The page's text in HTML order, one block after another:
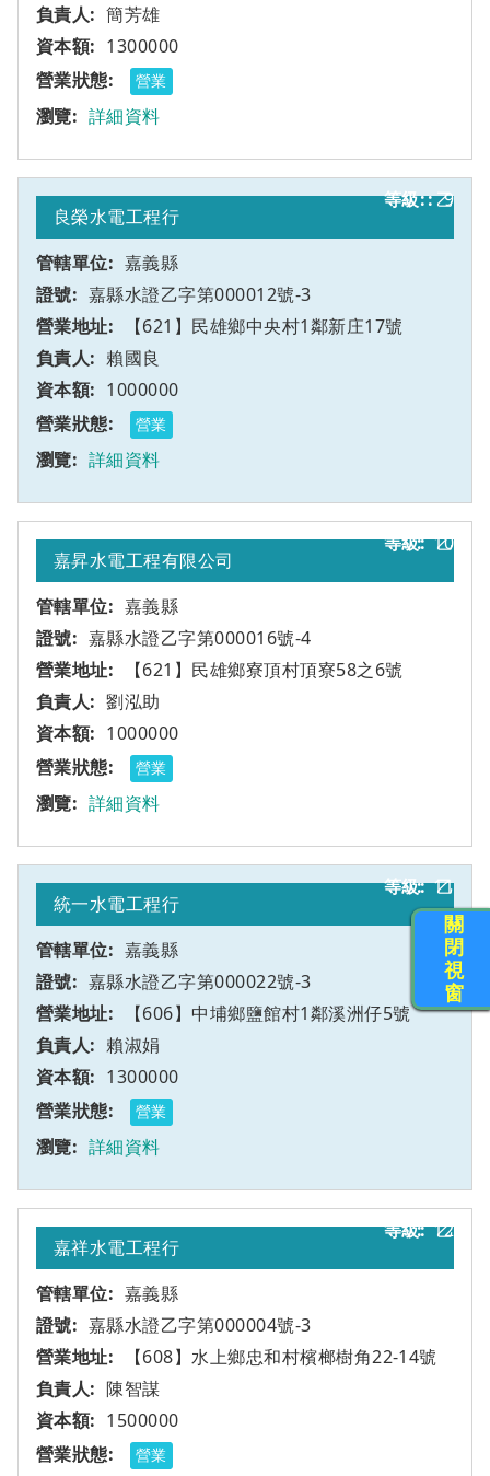
簡芳雄
1300000
營業
詳細資料
9
良榮水電工程行
嘉義縣
嘉縣水證乙字第000012號-3
【621】民雄鄉中央村1鄰新庄17號
乙
賴國良
1000000
營業
詳細資料
10
嘉昇水電工程有限公司
嘉義縣
嘉縣水證乙字第000016號-4
【621】民雄鄉寮頂村頂寮58之6號
乙
劉泓助
1000000
營業
詳細資料
11
統一水電工程行
嘉義縣
嘉縣水證乙字第000022號-3
【606】中埔鄉鹽館村1鄰溪洲仔5號
乙
賴淑娟
1300000
營業
詳細資料
12
嘉祥水電工程行
嘉義縣
嘉縣水證乙字第000004號-3
【608】水上鄉忠和村檳榔樹角22-14號
乙
陳智謀
1500000
營業
關
閉
視
窗